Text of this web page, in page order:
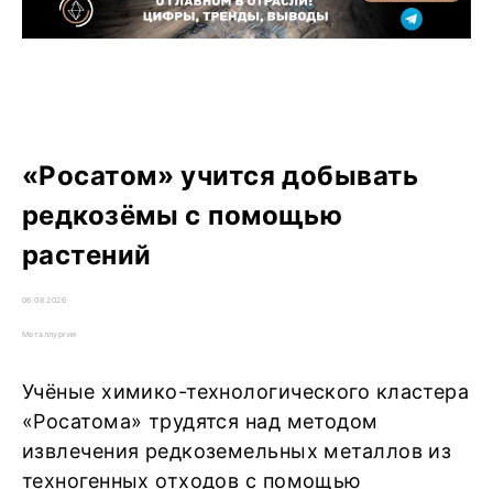
«Росатом» учится добывать
редкозёмы с помощью
растений
06.08.2026
Металлургия
Учёные химико-технологического кластера
«Росатома» трудятся над методом
извлечения редкоземельных металлов из
техногенных отходов с помощью